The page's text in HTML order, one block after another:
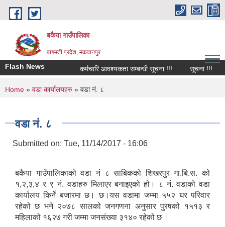
Skip to main content
बकैया गाउँपालिका
बागमती प्रदेश, मकवानपुर
Flash News कर्मचारि आवश्यकता सम्बन्धी सूचना !!! सूचना !!!
You are here
Home » वडा कार्यालयहरु » वडा नं. ८
वडा नं. ८
Submitted on: Tue, 11/14/2017 - 16:06
बकैया गाउँपालिकाको वडा नं ८ साबिकको शिखरपुर गा.बि.स. को
१,२,३,४ र ९ नं. वडाहरु मिलाएर बनाइएको हो। ८ नं. वडाको वडा
कार्यालय किर्ने बजारमा छ। छ।यस वडामा जम्मा ५५२ घर परिवार
रहेको छ भने २०७८ सालको जनगणना अनुसार पुरषको १५१३ र
महिलाको १६२७ गरी जम्मा जनसंख्या ३१४० रहेको छ ।